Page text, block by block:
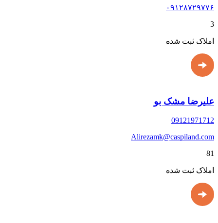
۰۹۱۲۸۷۲۹۷۷۶
3
املاک ثبت شده
علیرضا مشک بو
09121971712
Alirezamk@caspiland.com
81
املاک ثبت شده